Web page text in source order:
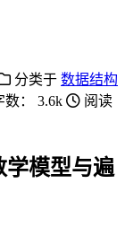
分类于 数据结构
： 3.6k
阅读
学模型与遍